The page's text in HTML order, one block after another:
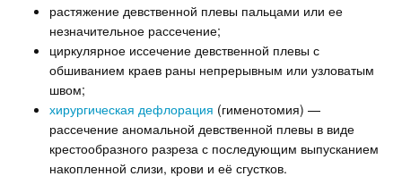
растяжение девственной плевы пальцами или ее
незначительное рассечение;
циркулярное иссечение девственной плевы с
обшиванием краев раны непрерывным или узловатым
швом;
хирургическая дефлорация (гименотомия) —
рассечение аномальной девственной плевы в виде
крестообразного разреза с последующим выпусканием
накопленной слизи, крови и её сгустков.